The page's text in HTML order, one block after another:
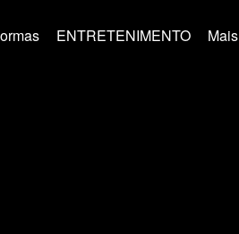
ENTRETENIMENTO Mais